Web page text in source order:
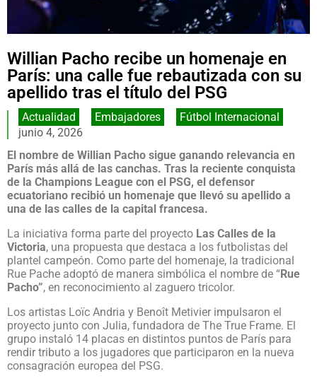
Willian Pacho recibe un homenaje en
París: una calle fue rebautizada con su
apellido tras el título del PSG
Actualidad Embajadores
Fútbol Internacional
junio 4, 2026
El nombre de Willian Pacho sigue ganando relevancia en
París más allá de las canchas. Tras la reciente conquista
de la Champions League con el PSG, el defensor
ecuatoriano recibió un homenaje que llevó su apellido a
una de las calles de la capital francesa.
La iniciativa forma parte del proyecto Las Calles de la
Victoria, una propuesta que destaca a los futbolistas del
plantel campeón. Como parte del homenaje, la tradicional
Rue Pache adoptó de manera simbólica el nombre de “Rue
Pacho”, en reconocimiento al zaguero tricolor.
Los artistas Loïc Andria y Benoît Metivier impulsaron el
proyecto junto con Julia, fundadora de The True Frame. El
grupo instaló 14 placas en distintos puntos de París para
rendir tributo a los jugadores que participaron en la nueva
consagración europea del PSG.